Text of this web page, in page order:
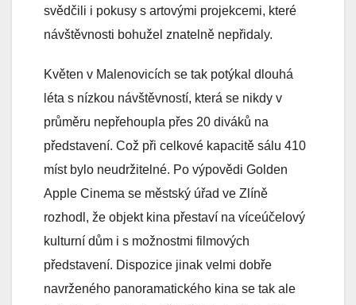
svědčili i pokusy s artovými projekcemi, které
návštěvnosti bohužel znatelně nepřidaly.
Květen v Malenovicích se tak potýkal dlouhá
léta s nízkou návštěvností, která se nikdy v
průměru nepřehoupla přes 20 diváků na
představení. Což při celkové kapacitě sálu 410
míst bylo neudržitelné. Po výpovědi Golden
Apple Cinema se městský úřad ve Zlíně
rozhodl, že objekt kina přestaví na víceúčelový
kulturní dům i s možnostmi filmových
představení. Dispozice jinak velmi dobře
navrženého panoramatického kina se tak ale